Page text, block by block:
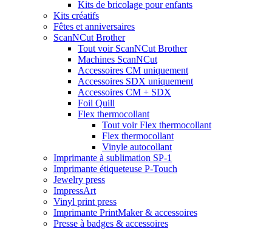
Kits de bricolage pour enfants
Kits créatifs
Fêtes et anniversaires
ScanNCut Brother
Tout voir ScanNCut Brother
Machines ScanNCut
Accessoires CM uniquement
Accessoires SDX uniquement
Accessoires CM + SDX
Foil Quill
Flex thermocollant
Tout voir Flex thermocollant
Flex thermocollant
Vinyle autocollant
Imprimante à sublimation SP-1
Imprimante étiqueteuse P-Touch
Jewelry press
ImpressArt
Vinyl print press
Imprimante PrintMaker & accessoires
Presse à badges & accessoires